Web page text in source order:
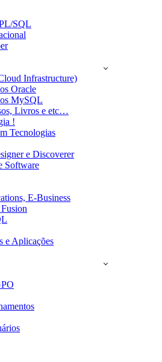
SQL
Infrastructure)
Oracle
MySQL
Livros e etc…
!
Tecnologias
e Discoverer
Software
E-Business
e Aplicações